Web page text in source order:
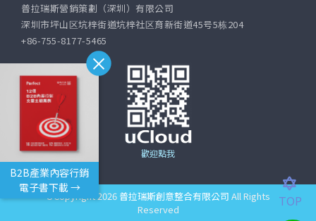
B2B產業內容行銷
電子書下載 →
普拉瑞斯營銷策劃（深圳）有限公司
深圳市坪山区坑梓街道坑梓社区育新街道45号5栋204
+86-755-8177-5465
歡迎點我
©Copyright 2026 普拉瑞斯創意整合有限公司 All Rights
Reserved
TOP